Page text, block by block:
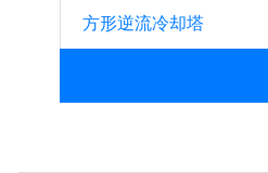
方形逆流冷却塔